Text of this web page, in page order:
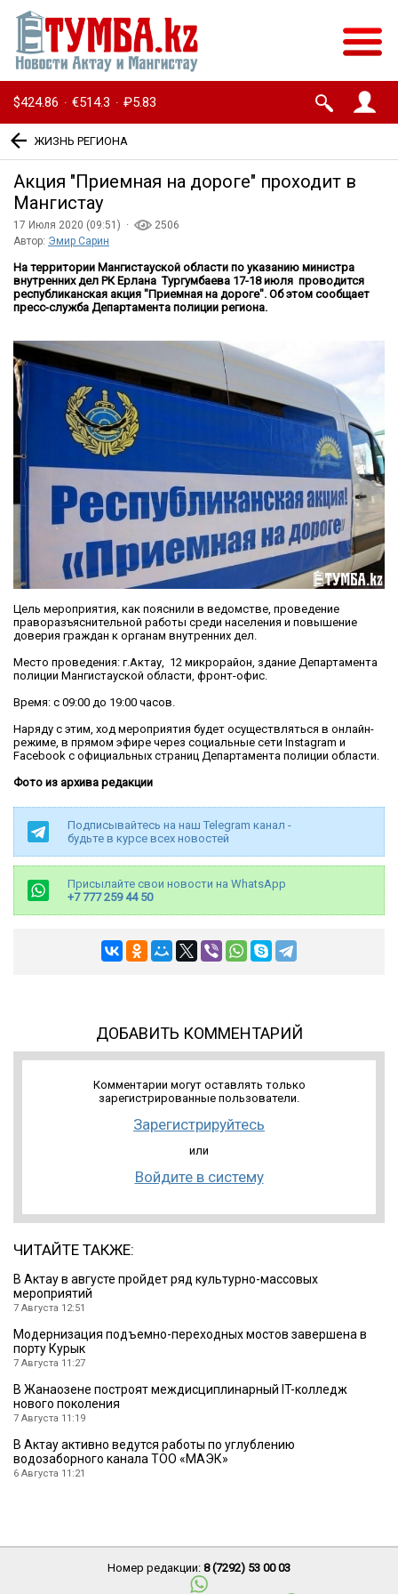
$424.86 · €514.3 · ₽5.83
ЖИЗНЬ РЕГИОНА
Акция ″Приемная на дороге″ проходит в
Мангистау
17 Июля 2020 (09:51) ·
2506
Автор: Эмир Сарин
На территории Мангистауской области по указанию министра
внутренних дел РК Ерлана Тургумбаева 17-18 июля проводится
республиканская акция "Приемная на дороге". Об этом сообщает
пресс-служба Департамента полиции региона.
Цель мероприятия, как пояснили в ведомстве, проведение
праворазъяснительной работы среди населения и повышение
доверия граждан к органам внутренних дел.
Место проведения: г.Актау, 12 микрорайон, здание Департамента
полиции Мангистауской области, фронт-офис.
Время: с 09:00 до 19:00 часов.
Наряду с этим, ход мероприятия будет осуществляться в онлайн-
режиме, в прямом эфире через социальные сети Instagram и
Facebook с официальных страниц Департамента полиции области.
Фото из архива редакции
Подписывайтесь на наш Telegram канал -
будьте в курсе всех новостей
Присылайте свои новости на WhatsApp
+7 777 259 44 50
ДОБАВИТЬ КОММЕНТАРИЙ
Комментарии могут оставлять только
зарегистрированные пользователи.
Зарегистрируйтесь
или
Войдите в систему
ЧИТАЙТЕ ТАКЖЕ:
В Актау в августе пройдет ряд культурно-массовых
мероприятий
7 Августа 12:51
Модернизация подъемно-переходных мостов завершена в
порту Курык
7 Августа 11:27
В Жанаозене построят междисциплинарный IT-колледж
нового поколения
7 Августа 11:19
В Актау активно ведутся работы по углублению
водозаборного канала ТОО «МАЭК»
6 Августа 11:21
Номер редакции: 8 (7292) 53 00 03